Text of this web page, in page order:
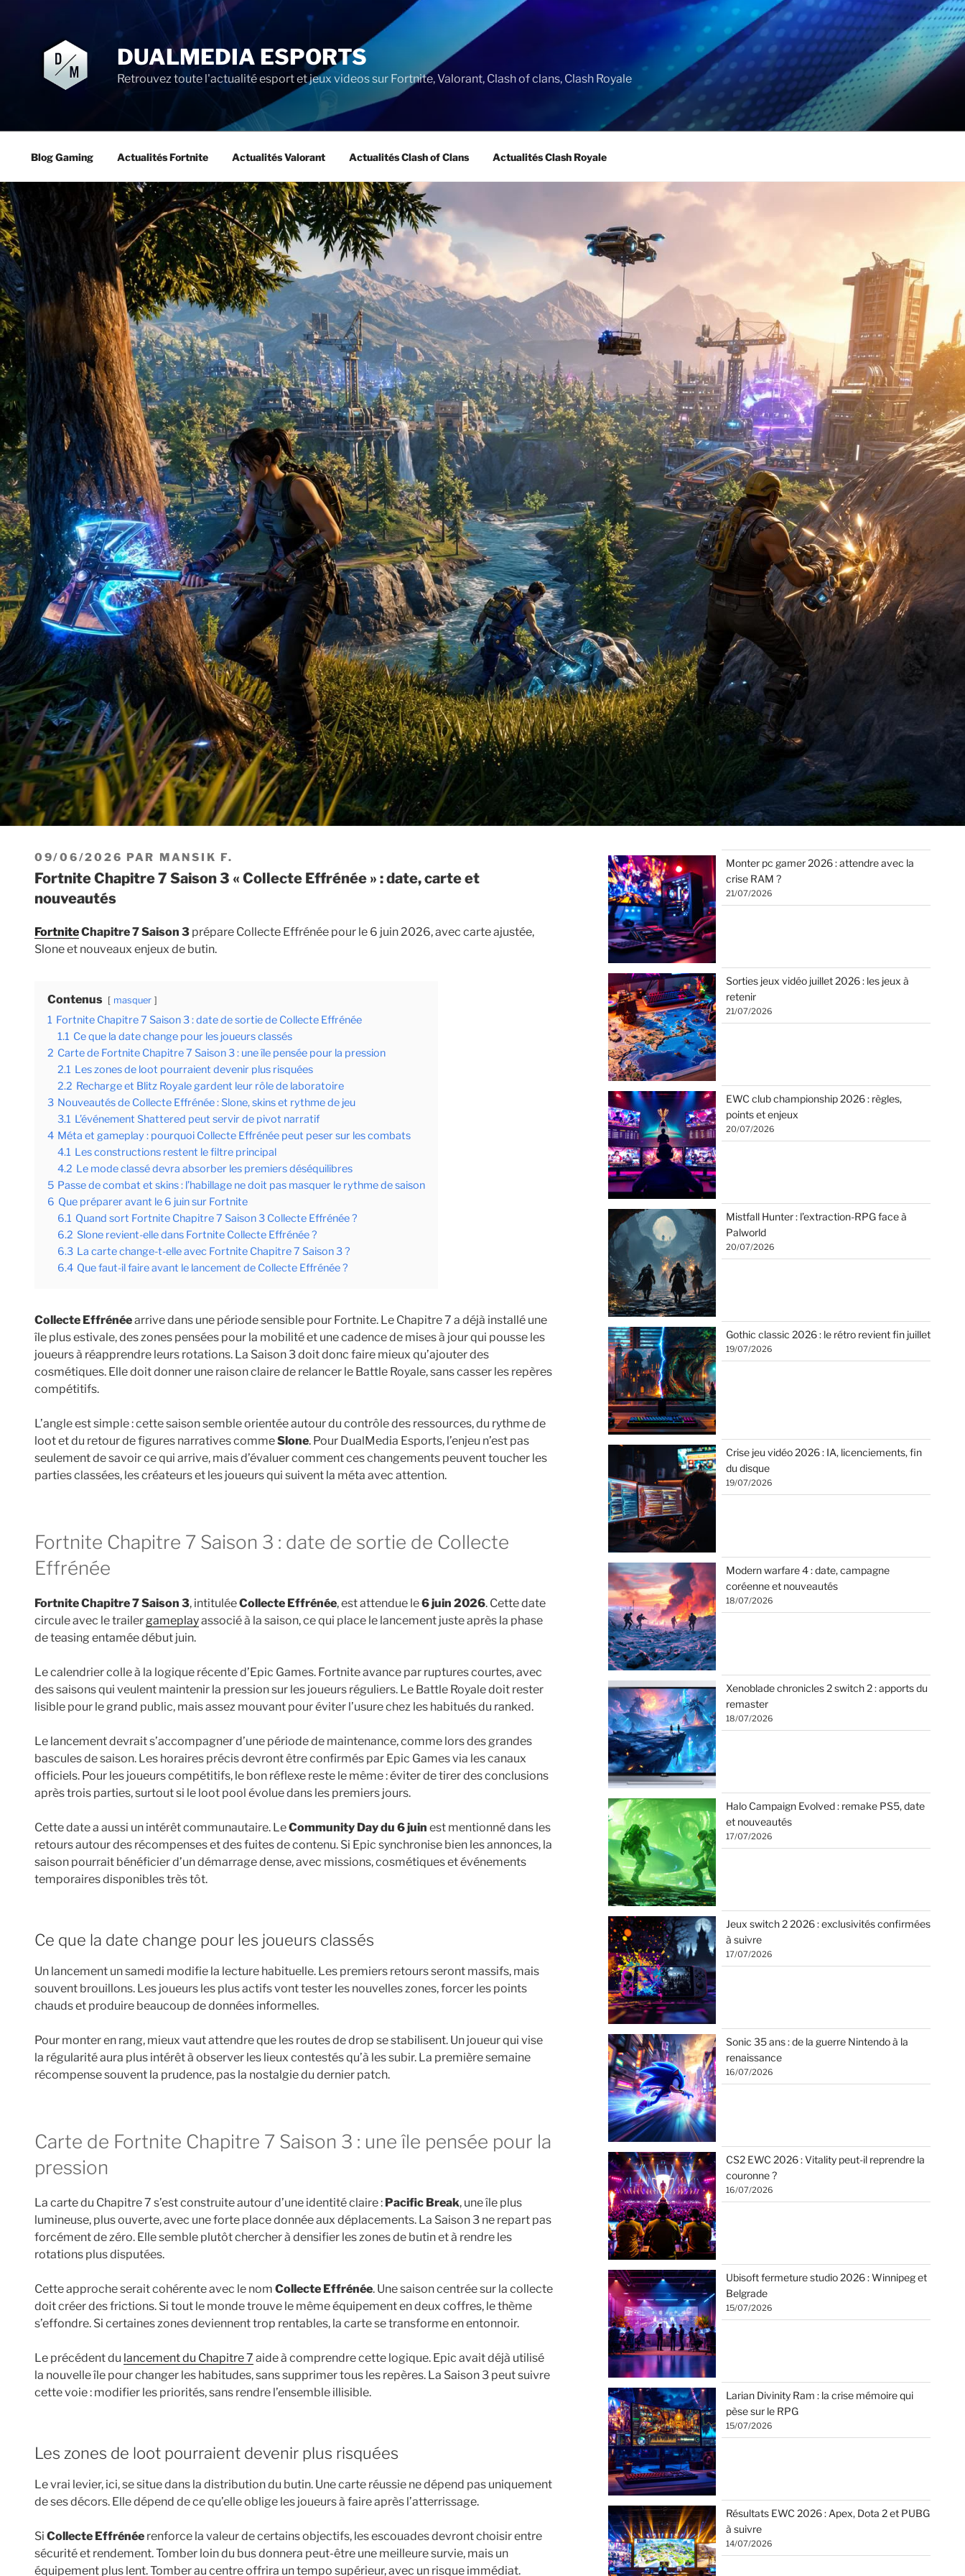
principal
DUALMEDIA ESPORTS
Retrouvez toute l'actualité esport et jeux videos sur Fortnite, Valorant, Clash of clans, Clash Royale
Blog Gaming Actualités Fortnite Actualités Valorant Actualités Clash of Clans Actualités Clash Royale
PUBLIÉ
LE
09/06/2026 PAR MANSIK F.
Fortnite Chapitre 7 Saison 3 « Collecte Effrénée » : date, carte et
nouveautés
FortniteChapitre 7 Saison 3 prépare Collecte Effrénée pour le 6 juin 2026, avec carte ajustée,
Slone et nouveaux enjeux de butin.
Contenus masquer
1 Fortnite Chapitre 7 Saison 3 : date de sortie de Collecte Effrénée
1.1 Ce que la date change pour les joueurs classés
2 Carte de Fortnite Chapitre 7 Saison 3 : une île pensée pour la pression
2.1 Les zones de loot pourraient devenir plus risquées
2.2 Recharge et Blitz Royale gardent leur rôle de laboratoire
3 Nouveautés de Collecte Effrénée : Slone, skins et rythme de jeu
3.1 L’événement Shattered peut servir de pivot narratif
4 Méta et gameplay : pourquoi Collecte Effrénée peut peser sur les combats
4.1 Les constructions restent le filtre principal
4.2 Le mode classé devra absorber les premiers déséquilibres
5 Passe de combat et skins : l’habillage ne doit pas masquer le rythme de saison
6 Que préparer avant le 6 juin sur Fortnite
6.1 Quand sort Fortnite Chapitre 7 Saison 3 Collecte Effrénée ?
6.2 Slone revient-elle dans Fortnite Collecte Effrénée ?
6.3 La carte change-t-elle avec Fortnite Chapitre 7 Saison 3 ?
6.4 Que faut-il faire avant le lancement de Collecte Effrénée ?
Collecte Effrénéearrive dans une période sensible pour Fortnite. Le Chapitre 7 a déjà installé une
île plus estivale, des zones pensées pour la mobilité et une cadence de mises à jour qui pousse les
joueurs à réapprendre leurs rotations. La Saison 3 doit donc faire mieux qu’ajouter des
cosmétiques. Elle doit donner une raison claire de relancer le Battle Royale, sans casser les repères
compétitifs.
L’angle est simple : cette saison semble orientée autour du contrôle des ressources, du rythme de
loot et du retour de figures narratives commeSlone. Pour DualMedia Esports, l’enjeu n’est pas
seulement de savoir ce qui arrive, mais d’évaluer comment ces changements peuvent toucher les
parties classées, les créateurs et les joueurs qui suivent la méta avec attention.
Fortnite Chapitre 7 Saison 3 : date de sortie de Collecte
Effrénée
Fortnite Chapitre 7 Saison 3, intituléeCollecte Effrénée, est attendue le6 juin 2026. Cette date
circule avec le trailergameplayassocié à la saison, ce qui place le lancement juste après la phase
de teasing entamée début juin.
Le calendrier colle à la logique récente d’Epic Games. Fortnite avance par ruptures courtes, avec
des saisons qui veulent maintenir la pression sur les joueurs réguliers. Le Battle Royale doit rester
lisible pour le grand public, mais assez mouvant pour éviter l’usure chez les habitués du ranked.
Le lancement devrait s’accompagner d’une période de maintenance, comme lors des grandes
bascules de saison. Les horaires précis devront être confirmés par Epic Games via les canaux
officiels. Pour les joueurs compétitifs, le bon réflexe reste le même : éviter de tirer des conclusions
après trois parties, surtout si le loot pool évolue dans les premiers jours.
Cette date a aussi un intérêt communautaire. LeCommunity Day du 6 juin est mentionné dans les
retours autour des récompenses et des fuites de contenu. Si Epic synchronise bien les annonces, la
saison pourrait bénéficier d’un démarrage dense, avec missions, cosmétiques et événements
temporaires disponibles très tôt.
Ce que la date change pour les joueurs classés
Un lancement un samedi modifie la lecture habituelle. Les premiers retours seront massifs, mais
souvent brouillons. Les joueurs les plus actifs vont tester les nouvelles zones, forcer les points
chauds et produire beaucoup de données informelles.
Pour monter en rang, mieux vaut attendre que les routes de drop se stabilisent. Un joueur qui vise
la régularité aura plus intérêt à observer les lieux contestés qu’à les subir. La première semaine
récompense souvent la prudence, pas la nostalgie du dernier patch.
Carte de Fortnite Chapitre 7 Saison 3 : une île pensée pour la
pression
La carte du Chapitre 7 s’est construite autour d’une identité claire : Pacific Break, une île plus
lumineuse, plus ouverte, avec une forte place donnée aux déplacements. La Saison 3 ne repart pas
forcément de zéro. Elle semble plutôt chercher à densifier les zones de butin et à rendre les
rotations plus disputées.
Cette approche serait cohérente avec le nom Collecte Effrénée. Une saison centrée sur la collecte
doit créer des frictions. Si tout le monde trouve le même équipement en deux coffres, le thème
s’effondre. Si certaines zones deviennent trop rentables, la carte se transforme en entonnoir.
Le précédent du lancement du Chapitre 7 aide à comprendre cette logique. Epic avait déjà utilisé
la nouvelle île pour changer les habitudes, sans supprimer tous les repères. La Saison 3 peut suivre
cette voie : modifier les priorités, sans rendre l’ensemble illisible.
Les zones de loot pourraient devenir plus risquées
Le vrai levier, ici, se situe dans la distribution du butin. Une carte réussie ne dépend pas uniquement
de ses décors. Elle dépend de ce qu’elle oblige les joueurs à faire après l’atterrissage.
Si Collecte Effrénée renforce la valeur de certains objectifs, les escouades devront choisir entre
sécurité et rendement. Tomber loin du bus donnera peut-être une meilleure survie, mais un
équipement plus lent. Tomber au centre offrira un tempo supérieur, avec un risque immédiat.
Monter pc gamer 2026 : attendre avec la
crise RAM ?
21/07/2026
Sorties jeux vidéo juillet 2026 : les jeux à
retenir
21/07/2026
EWC club championship 2026 : règles,
points et enjeux
20/07/2026
Mistfall Hunter : l’extraction-RPG face à
Palworld
20/07/2026
Gothic classic 2026 : le rétro revient fin juillet
19/07/2026
Crise jeu vidéo 2026 : IA, licenciements, fin
du disque
19/07/2026
Modern warfare 4 : date, campagne
coréenne et nouveautés
18/07/2026
Xenoblade chronicles 2 switch 2 : apports du
remaster
18/07/2026
Halo Campaign Evolved : remake PS5, date
et nouveautés
17/07/2026
Jeux switch 2 2026 : exclusivités confirmées
à suivre
17/07/2026
Sonic 35 ans : de la guerre Nintendo à la
renaissance
16/07/2026
CS2 EWC 2026 : Vitality peut-il reprendre la
couronne ?
16/07/2026
Ubisoft fermeture studio 2026 : Winnipeg et
Belgrade
15/07/2026
Larian Divinity Ram : la crise mémoire qui
pèse sur le RPG
15/07/2026
Résultats EWC 2026 : Apex, Dota 2 et PUBG
à suivre
14/07/2026